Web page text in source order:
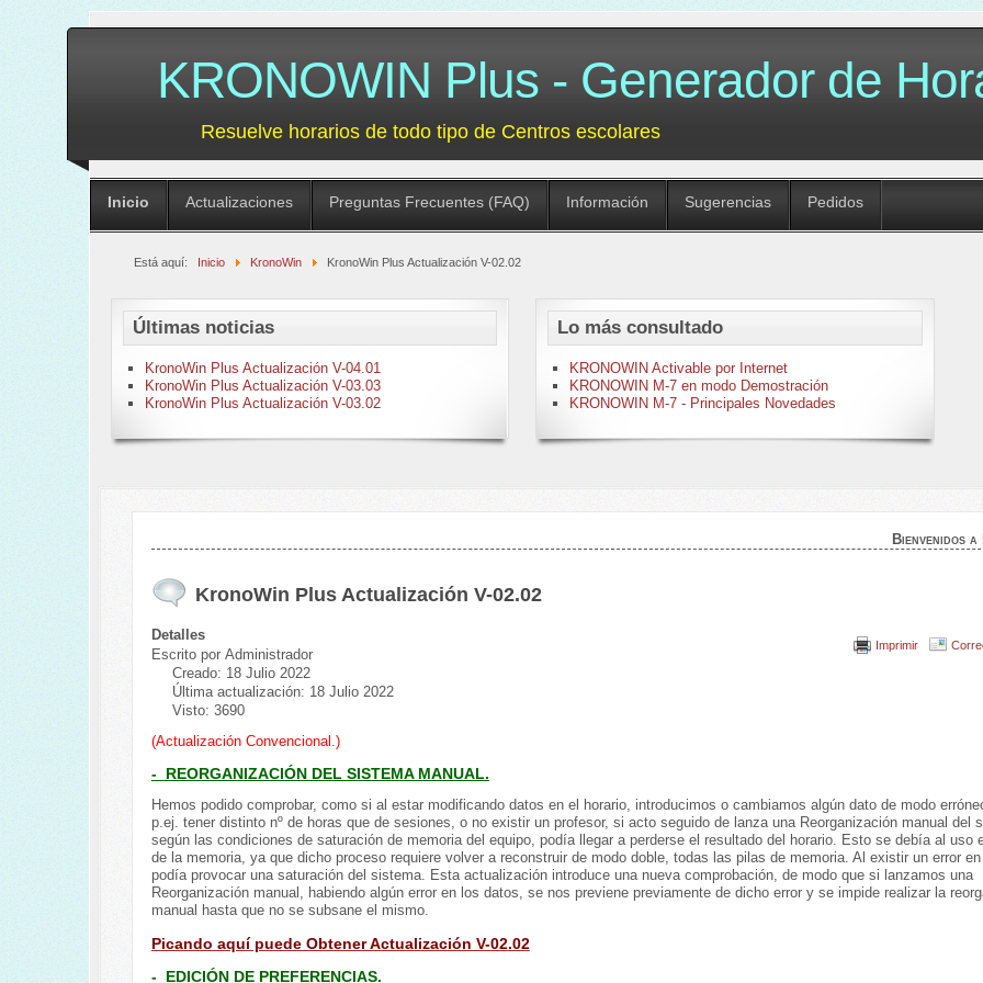
KRONOWIN Plus - Generador de
Resuelve horarios de todo tipo de Centros escolares
Inicio Actualizaciones Preguntas Frecuentes (FAQ) Información Sugerencias Pedidos
Está aquí: Inicio KronoWin KronoWin Plus Actualización V-02.02
Últimas noticias
KronoWin Plus Actualización V-04.01
KronoWin Plus Actualización V-03.03
KronoWin Plus Actualización V-03.02
Lo más consultado
KRONOWIN Activable por Internet
KRONOWIN M-7 en modo Demostración
KRONOWIN M-7 - Principales Novedades
Bienvenidos
KronoWin Plus Actualización V-02.02
Imprimir
Detalles
Escrito por Administrador
Creado: 18 Julio 2022
Última actualización: 18 Julio 2022
Visto: 3690
(Actualización Convencional.)
- REORGANIZACIÓN DEL SISTEMA MANUAL.
Hemos podido comprobar, como si al estar modificando datos en el horario, introducimos o cambiamos algún dato de modo
p.ej. tener distinto nº de horas que de sesiones, o no existir un profesor, si acto seguido de lanza una Reorganización manual del
según las condiciones de saturación de memoria del equipo, podía llegar a perderse el resultado del horario. Esto se debía al uso
de la memoria, ya que dicho proceso requiere volver a reconstruir de modo doble, todas las pilas de memoria. Al existir un error
podía provocar una saturación del sistema. Esta actualización introduce una nueva comprobación, de modo que si lanzamos una
Reorganización manual, habiendo algún error en los datos, se nos previene previamente de dicho error y se impide realizar la
manual hasta que no se subsane el mismo.
Picando aquí puede Obtener Actualización V-02.02
- EDICIÓN DE PREFERENCIAS.